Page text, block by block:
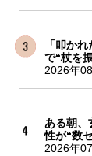
「叩か
で“杖を
2026年
ある朝、
性が“数
2026年